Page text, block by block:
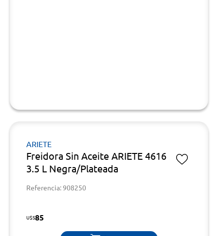
ARIETE
Freidora Sin Aceite ARIETE 4616
3.5 L Negra/Plateada
Referencia: 908250
U$S85